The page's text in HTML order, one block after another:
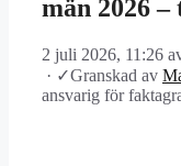
män 2026 –
2 juli 2026, 11:26
· ✓Granskad av
ansvarig för